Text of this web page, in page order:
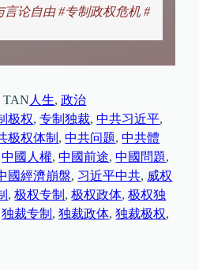
论自由 #专制政权危机 #
TAN 人生, 政治
极权, 专制独裁, 中共习近平
极权体制 , 中共问题, 中共體
中國人權, 中國前途, 中國問題
國經濟崩盤, 习近平中共, 威权
, 极权专制 , 极权政体, 极权独
独裁专制 , 独裁政体, 独裁极权